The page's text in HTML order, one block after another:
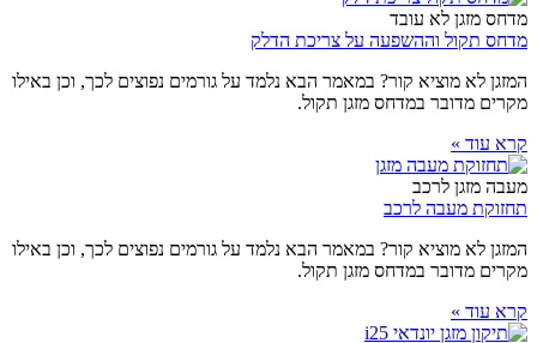
מדחס מזגן לא עובד
מדחס תקול וההשפעה על צריכת הדלק
המזגן לא מוציא קור? במאמר הבא נלמד על גורמים נפוצים לכך, וכן באילו
מקרים מדובר במדחס מזגן תקול.
קרא עוד »
מעבה מזגן לרכב
תחזוקת מעבה לרכב
המזגן לא מוציא קור? במאמר הבא נלמד על גורמים נפוצים לכך, וכן באילו
מקרים מדובר במדחס מזגן תקול.
קרא עוד »